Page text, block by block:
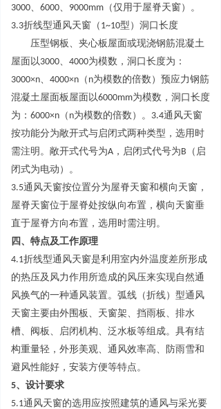
3000、 6000、 9000mm （仅用于屋脊天窗）。
3.3折线型通风天窗 （ 1~10型）洞口长度
压型钢板、夹心板屋面或现浇钢筋混凝土
屋面 以3000、 4000为模数，洞口长度为 ：
3000×n、 4000×n （ n为模数的倍数）预应力钢筋
混凝土屋面板屋面 以6000mm为模数，洞口长度
为 ： 6000×n （ n为模数的倍数） 。 3.4通风天窗
按功能分为敞开式与启闭式两种类型，选用时
需注明。敞开式代号为A ，启闭式代号为B （启
闭式为电动）。
3.5通风天窗按位置分为屋脊天窗和横向天窗，
屋脊天窗位于屋脊处按纵向布置，横向天窗垂
直于屋脊方向布置，选用时需注明。
四 、 特点及工作原理
4.1折线型通风天窗是利用室内外温度差所形成
的热压及风力作用所造成的风压来实现自然通
风换气的一种通风装置。弧线（折线）型通风
天窗主要由外围板、天窗架、挡雨板、排水
槽、阀板、启闭机构、泛水板等组成。具有结
构重量轻，外形美观、通风效率高、防雨雪和
避风性能好，安装方便等特点。
5、设计要求
5.1通风天窗的选用应按照建筑的通风与采光要